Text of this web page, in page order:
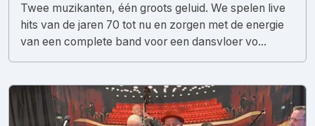
Twee muzikanten, één groots geluid. We spelen live
hits van de jaren 70 tot nu en zorgen met de energie
van een complete band voor een dansvloer vo...